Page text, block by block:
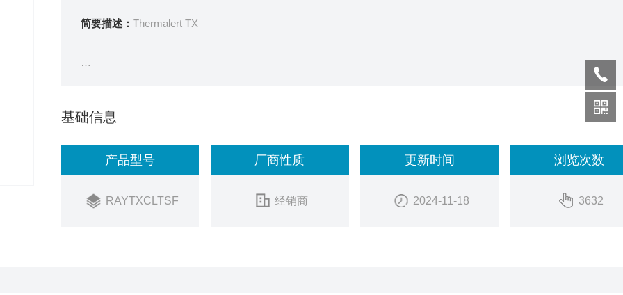
简要描述： Thermalert TX
? 光学分辨率高达 60:1
? 用于玻璃和塑料应用的特殊型号
基础信息
产品型号
RAYTXCLTSF
厂商性质
经销商
更新时间
2024-11-18
浏览次数
3632